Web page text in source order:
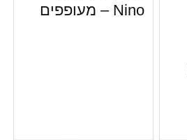
Nino – מעופפים